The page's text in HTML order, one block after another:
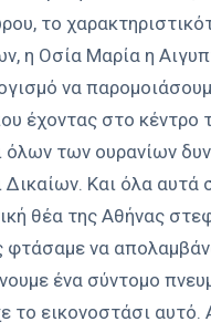
το
η Οσία Μαρία η
να
έχοντας στο κέντρο
των ουρανίων
Και όλα αυτά
θέα της Αθήνας
να
ένα σύντομο
το εικονοστάσι